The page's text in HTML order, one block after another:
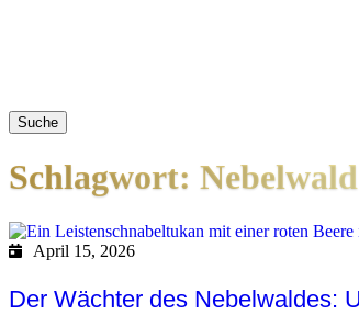
Suche
Schlagwort: Nebelwald
April 15, 2026
Der Wächter des Nebelwaldes: